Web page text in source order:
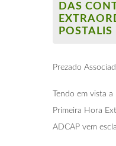
DAS
POSTALIS
Prezado
Tendo em vista
Primeira Hora
ADCAP vem